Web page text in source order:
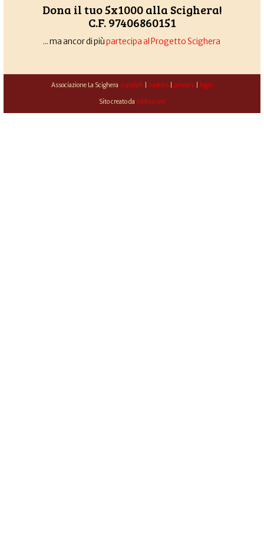
Dona il tuo 5x1000 alla Scighera!
C.F. 97406860151
... ma ancor di piùpartecipa al Progetto Scighera
Associazione La Scighera copyleft| cookies| privacy| login
Sito creato da Alekos.net